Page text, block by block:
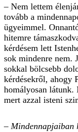
– Nem lettem
tovább a
ügyeimmel.
hitemre
kérdésem lett
sok mindenre nem.
sokkal bölcsebb
kérdésekről, ahogy
homályosan látunk.
mert azzal isteni
– Mindennapjaiban